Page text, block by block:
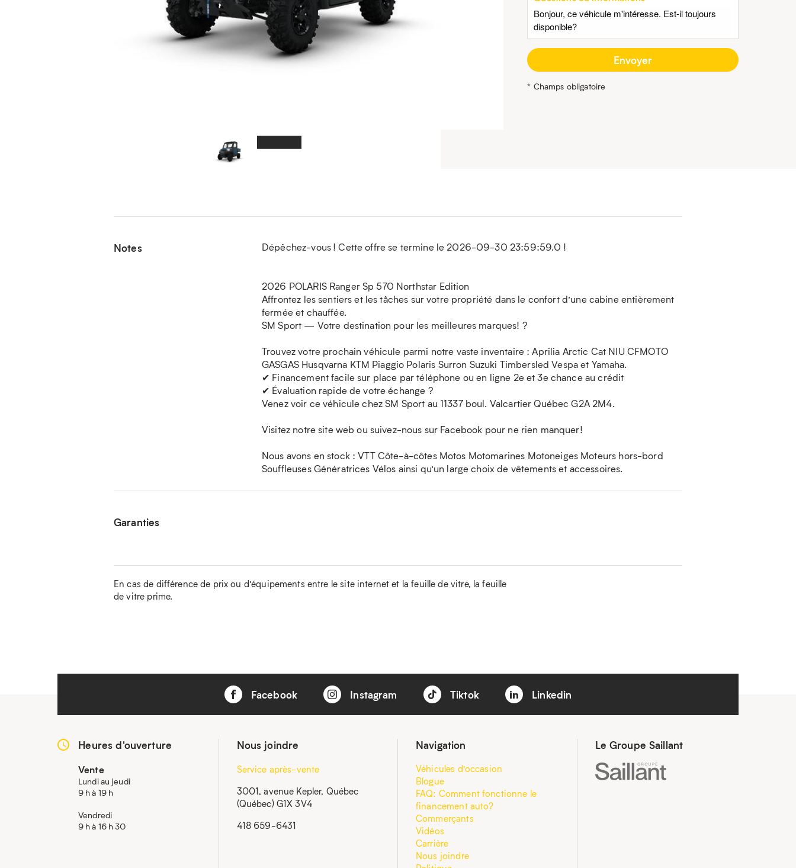
* Champs obligatoire
Notes Dépêchez-vous ! Cette offre se termine le 2026-09-30 23:59:59.0 !
2026 POLARIS Ranger Sp 570 Northstar Edition
Affrontez les sentiers et les tâches sur votre propriété dans le confort d’une cabine entièrement
fermée et chauffée.
SM Sport — Votre destination pour les meilleures marques! ?
Trouvez votre prochain véhicule parmi notre vaste inventaire : Aprilia Arctic Cat NIU CFMOTO
GASGAS Husqvarna KTM Piaggio Polaris Surron Suzuki Timbersled Vespa et Yamaha.
✔ Financement facile sur place par téléphone ou en ligne 2e et 3e chance au crédit
✔ Évaluation rapide de votre échange ?
Venez voir ce véhicule chez SM Sport au 11337 boul. Valcartier Québec G2A 2M4.
Visitez notre site web ou suivez-nous sur Facebook pour ne rien manquer!
Nous avons en stock : VTT Côte-à-côtes Motos Motomarines Motoneiges Moteurs hors-bord
Souffleuses Génératrices Vélos ainsi qu’un large choix de vêtements et accessoires.
Garanties
En cas de différence de prix ou d’équipements entre le site internet et la feuille de vitre, la feuille
de vitre prime.
Facebook Instagram Tiktok Linkedin
Heures d'ouverture
Vente
Lundi au jeudi
9 h à 19 h
Vendredi
9 h à 16 h 30
Nous joindre
Service après-vente
3001, avenue Kepler, Québec
(Québec) G1X 3V4
418 659-6431
Navigation
Véhicules d’occasion
Blogue
FAQ: Comment fonctionne le
financement auto?
Commerçants
Vidéos
Carrière
Nous joindre
Le Groupe Saillant